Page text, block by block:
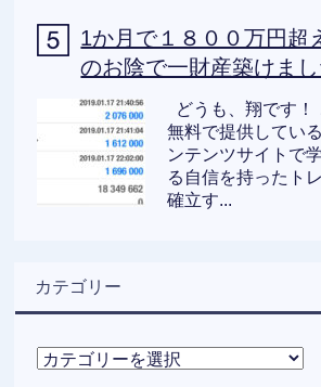
1か月で１８００万円超
のお陰で一財産築けまし
どうも、翔です！
無料で提供してい
ンテンツサイトで
る自信を持ったト
確立す...
カテゴリー
カ